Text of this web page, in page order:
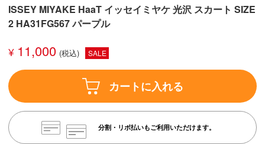
ISSEY MIYAKE HaaT イッセイミヤケ 光沢 スカート SIZE
2 HA31FG567 パープル
¥ 11,000 SALE
カートに入れる
分割・リボ払いもご利用いただけます。